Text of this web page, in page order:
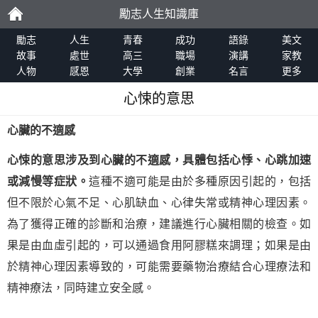
勵
志
勵志人生知識庫
勵志 人生 青春 成功 語錄
美文
故事
處世 高三 職場 演講
家教
人物
感恩 大學 創業 名言 更多
心悚的意思
心臟的不適感
心悚的意思涉及到心臟的不適感，具體包括心悸、心跳加速
或減慢等症狀。這種不適可能是由於多種原因引起的，包括
但不限於心氣不足、心肌缺血、心律失常或精神心理因素。
為了獲得正確的診斷和治療，建議進行心臟相關的檢查。如
果是由血虛引起的，可以通過食用阿膠糕來調理；如果是由
於精神心理因素導致的，可能需要藥物治療結合心理療法和
精神療法，同時建立安全感。